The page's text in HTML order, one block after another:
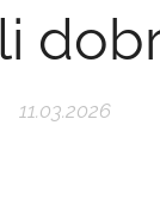
11.03.2026